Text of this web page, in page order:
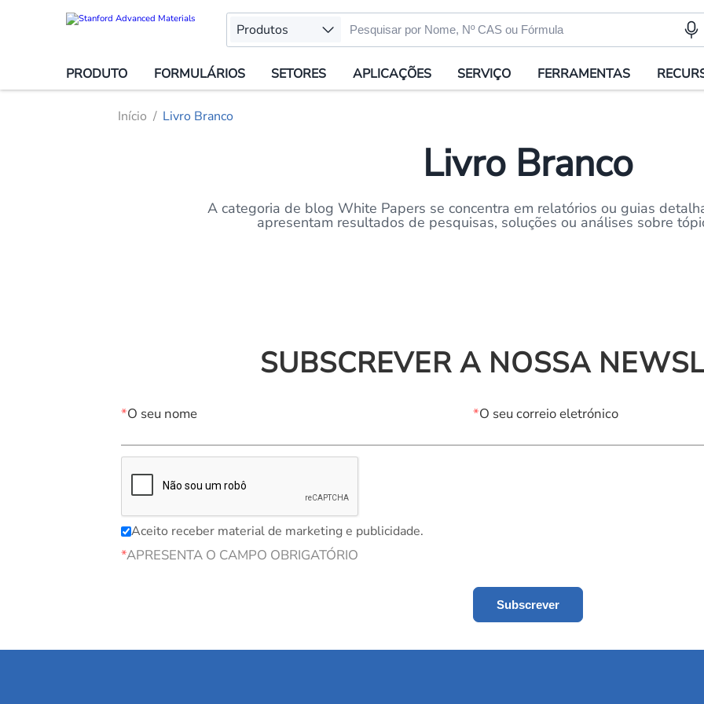
Produtos
PRODUTO FORMULÁRIOS SETORES APLICAÇÕES SERVIÇO FERRAMENTAS
Início Livro Branco
Livro Branco
A categoria de blog White Papers se concentra em relatórios ou guias
apresentam resultados de pesquisas, soluções ou análises sobre
SUBSCREVER A NOSSA
*O seu nome *O seu correio eletrónico
Aceito receber material de marketing e publicidade.
*APRESENTA O CAMPO OBRIGATÓRIO
Subscrever